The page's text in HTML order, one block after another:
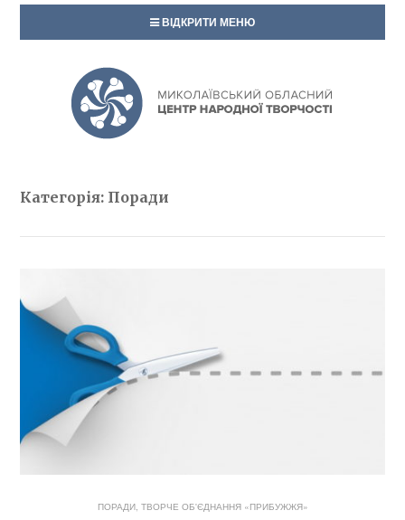
ВІДКРИТИ МЕНЮ
Категорія: Поради
ПОРАДИ, ТВОРЧЕ ОБ'ЄДНАННЯ «ПРИБУЖЖЯ»